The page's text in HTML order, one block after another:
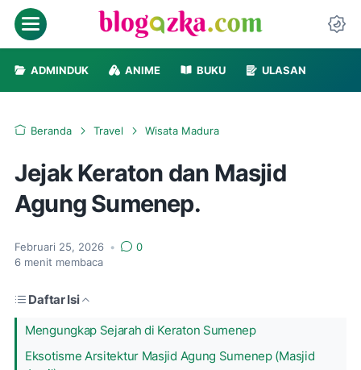
Menu
ADMINDUK ANIME BUKU ULASAN
Beranda Travel Wisata Madura
Jejak Keraton dan Masjid
Agung Sumenep.
Februari 25, 2026 •
0
6 menit membaca
Daftar Isi
Mengungkap Sejarah di Keraton Sumenep
Eksotisme Arsitektur Masjid Agung Sumenep (Masjid